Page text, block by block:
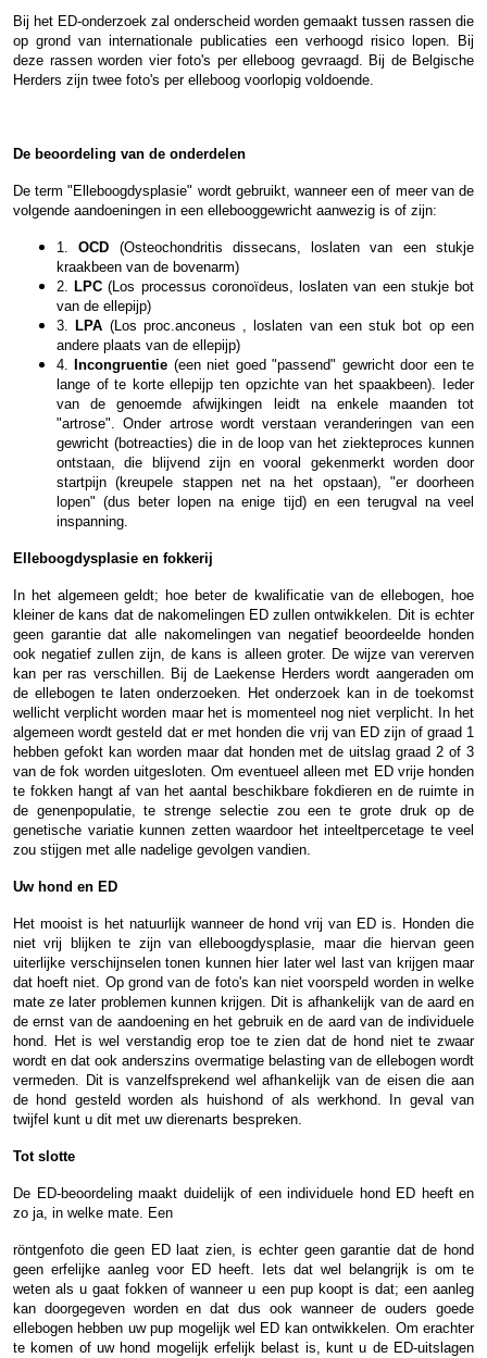
Bij het ED-onderzoek zal onderscheid worden gemaakt tussen rassen die
op grond van internationale publicaties een verhoogd risico lopen. Bij
deze rassen worden vier foto's per elleboog gevraagd. Bij de Belgische
Herders zijn twee foto's per elleboog voorlopig voldoende.
De beoordeling van de onderdelen
De term "Elleboogdysplasie" wordt gebruikt, wanneer een of meer van de
volgende aandoeningen in een ellebooggewricht aanwezig is of zijn:
1.OCD (Osteochondritis dissecans, loslaten van een stukje
kraakbeen van de bovenarm)
2. LPC (Los processus coronoïdeus, loslaten van een stukje bot
van de ellepijp)
3. LPA (Los proc.anconeus , loslaten van een stuk bot op een
andere plaats van de ellepijp)
4.
Incongruentie (een niet goed "passend" gewricht door een te
lange of te korte ellepijp ten opzichte van het spaakbeen). Ieder
van de genoemde afwijkingen leidt na enkele maanden tot
"artrose". Onder artrose wordt verstaan veranderingen van een
gewricht (botreacties) die in de loop van het ziekteproces kunnen
ontstaan, die blijvend zijn en vooral gekenmerkt worden door
startpijn (kreupele stappen net na het opstaan), "er doorheen
lopen" (dus beter lopen na enige tijd) en een terugval na veel
inspanning.
Elleboogdysplasie en fokkerij
In het algemeen geldt; hoe beter de kwalificatie van de ellebogen, hoe
kleiner de kans dat de nakomelingen ED zullen ontwikkelen. Dit is echter
geen garantie dat alle nakomelingen van negatief beoordeelde honden
ook negatief zullen zijn, de kans is alleen groter. De wijze van vererven
kan per ras verschillen. Bij de Laekense Herders wordt aangeraden om
de ellebogen te laten onderzoeken. Het onderzoek kan in de toekomst
wellicht verplicht worden maar het is momenteel nog niet verplicht. In het
algemeen wordt gesteld dat er met honden die vrij van ED zijn of graad 1
hebben gefokt kan worden maar dat honden met de uitslag graad 2 of 3
van de fok worden uitgesloten. Om eventueel alleen met ED vrije honden
te fokken hangt af van het aantal beschikbare fokdieren en de ruimte in
de genenpopulatie, te strenge selectie zou een te grote druk op de
genetische variatie kunnen zetten waardoor het inteeltpercetage te veel
zou stijgen met alle nadelige gevolgen vandien.
Uw hond en ED
Het mooist is het natuurlijk wanneer de hond vrij van ED is. Honden die
niet vrij blijken te zijn van elleboogdysplasie, maar die hiervan geen
uiterlijke verschijnselen tonen kunnen hier later wel last van krijgen maar
dat hoeft niet. Op grond van de foto's kan niet voorspeld worden in welke
mate ze later problemen kunnen krijgen. Dit is afhankelijk van de aard en
de ernst van de aandoening en het gebruik en de aard van de individuele
hond. Het is wel verstandig erop toe te zien dat de hond niet te zwaar
wordt en dat ook anderszins overmatige belasting van de ellebogen wordt
vermeden. Dit is vanzelfsprekend wel afhankelijk van de eisen die aan
de hond gesteld worden als huishond of als werkhond. In geval van
twijfel kunt u dit met uw dierenarts bespreken.
Tot slotte
De ED-beoordeling maakt duidelijk of een individuele hond ED heeft en
zo ja, in welke mate. Een
röntgenfoto die geen ED laat zien, is echter geen garantie dat de hond
geen erfelijke aanleg voor ED heeft. Iets dat wel belangrijk is om te
weten als u gaat fokken of wanneer u een pup koopt is dat; een aanleg
kan doorgegeven worden en dat dus ook wanneer de ouders goede
ellebogen hebben uw pup mogelijk wel ED kan ontwikkelen. Om erachter
te komen of uw hond mogelijk erfelijk belast is, kunt u de ED-uitslagen